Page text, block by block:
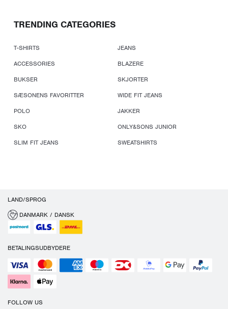
TRENDING CATEGORIES
T-SHIRTS
JEANS
ACCESSORIES
BLAZERE
BUKSER
SKJORTER
SÆSONENS FAVORITTER
WIDE FIT JEANS
POLO
JAKKER
SKO
ONLY&SONS JUNIOR
SLIM FIT JEANS
SWEATSHIRTS
LAND/SPROG
DANMARK / DANSK
BETALINGSUDBYDERE
FOLLOW US